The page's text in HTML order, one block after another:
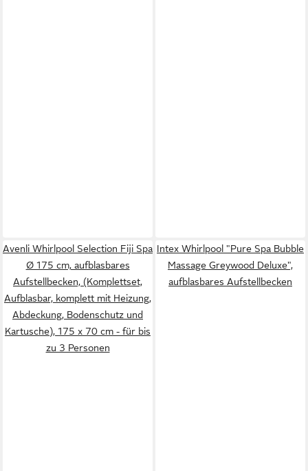
Avenli Whirlpool Selection Fiji Spa
Ø 175 cm, aufblasbares
Aufstellbecken, (Komplettset,
Aufblasbar, komplett mit Heizung,
Abdeckung, Bodenschutz und
Kartusche), 175 x 70 cm - für bis
zu 3 Personen
Intex Whirlpool "Pure Spa Bubble
Massage Greywood Deluxe",
aufblasbares Aufstellbecken